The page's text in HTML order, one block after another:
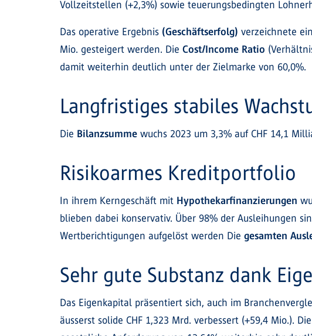
Vollzeitstellen (+2,3%) sowie teuerungsbedingten
Das operative Ergebnis (Geschäftserfolg) verzeichnete
Mio. gesteigert werden. Die Cost/Income Ratio
damit weiterhin deutlich unter der Zielmarke von 60,0%.
Langfristiges stabiles
Die Bilanzsumme wuchs 2023 um 3,3% auf CHF 14,1
Risikoarmes Kreditportfolio
In ihrem Kerngeschäft mit Hypothekarfinanzierungen
blieben dabei konservativ. Über 98% der Ausleihungen
Wertberichtigungen aufgelöst werden Die gesamten
Sehr gute Substanz dank
Das Eigenkapital präsentiert sich, auch im
äusserst solide CHF 1,323 Mrd. verbessert (+59,4 Mio.).